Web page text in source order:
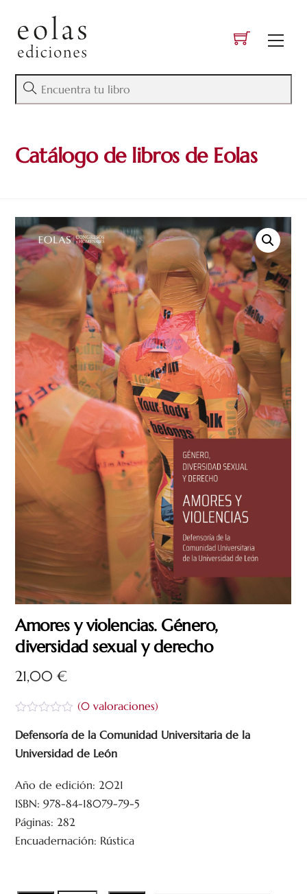
content
Catálogo de libros de Eolas
Amores y violencias. Género,
diversidad sexual y derecho
21,00€
a
o
d
o
c
o
0
(0valoraciones)
Defensoría de la Comunidad Universitaria de la
Universidad de León
Año de edición: 2021
ISBN: 978-84-18079-79-5
Páginas: 282
Encuadernación: Rústica